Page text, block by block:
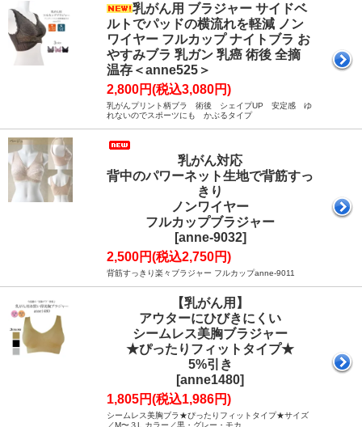
乳がん用 ブラジャー サイドベ
ルトでパッドの横流れを軽減 ノン
ワイヤー フルカップ ナイトブラ お
やすみブラ 乳ガン 乳癌 術後 全摘
温存＜anne525＞
2,800円(税込3,080円)
乳がんプリント柄ブラ 術後 シェイプUP 安定感 ゆ
れないのでスポーツにも かぶるタイプ
乳がん対応
背中のパワーネット生地で背筋すっ
きり
ノンワイヤー
フルカップブラジャー
[anne-9032]
2,500円(税込2,750円)
背筋すっきり楽々ブラジャー フルカップanne-9011
【乳がん用】
アウターにひびきにくい
シームレス美胸ブラジャー
★ぴったりフィットタイプ★
5%引き
[anne1480]
1,805円(税込1,986円)
シームレス美胸ブラ★ぴったりフィットタイプ★サイズ
／M〜３L カラー／黒・グレー・モカ